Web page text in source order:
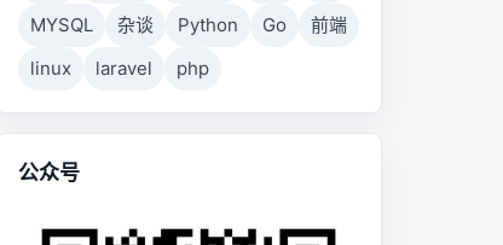
MYSQL
杂谈 Python Go
前端
linux
laravel php
公众号